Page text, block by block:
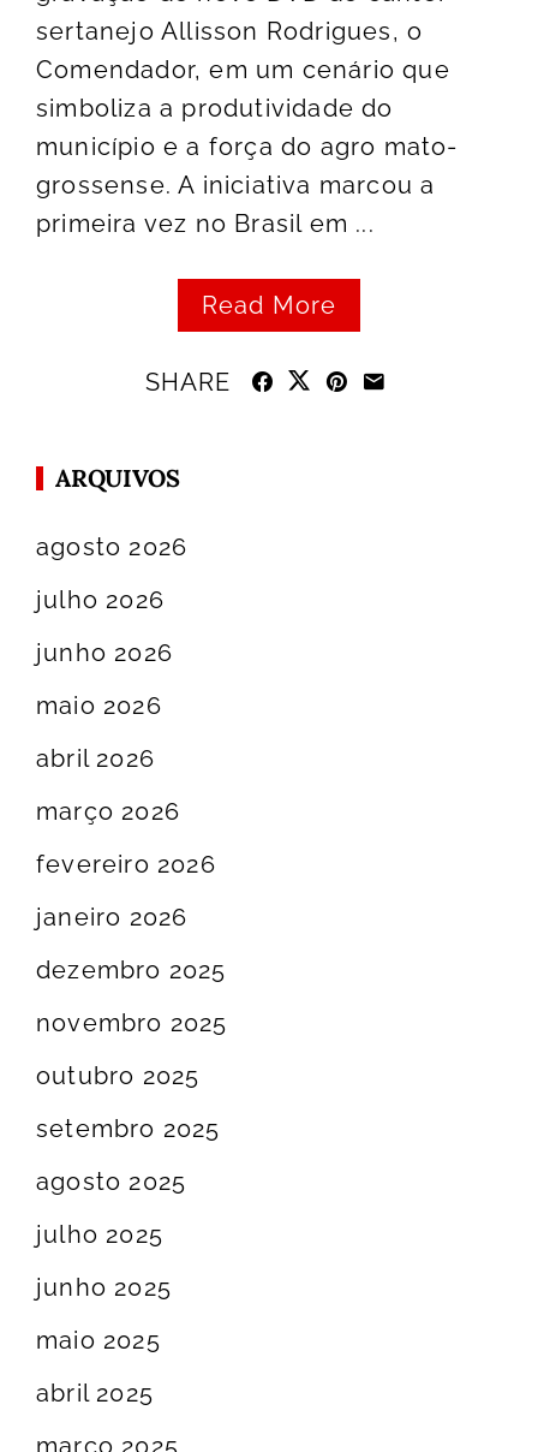
sertanejo Allisson Rodrigues, o
Comendador, em um cenário que
simboliza a produtividade do
município e a força do agro mato-
grossense. A iniciativa marcou a
primeira vez no Brasil em ...
Read More
SHARE
ARQUIVOS
agosto 2026
julho 2026
junho 2026
maio 2026
abril 2026
março 2026
fevereiro 2026
janeiro 2026
dezembro 2025
novembro 2025
outubro 2025
setembro 2025
agosto 2025
julho 2025
junho 2025
maio 2025
abril 2025
março 2025